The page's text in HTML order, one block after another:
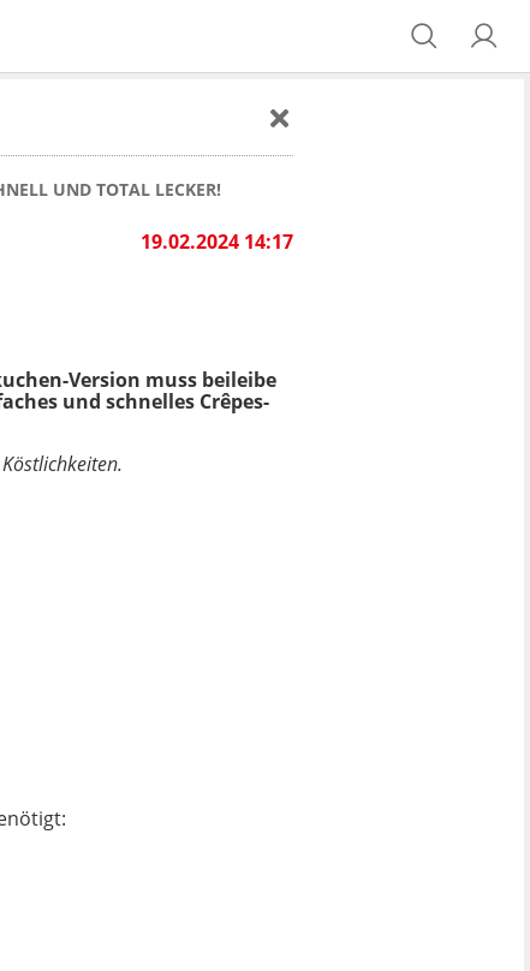
UND TOTAL LECKER!
19.02.2024 14:17
Version muss beileibe
und schnelles Crêpes-